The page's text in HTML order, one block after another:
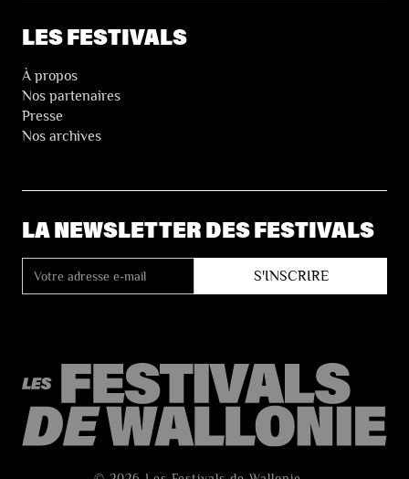
LES FESTIVALS
À propos
Nos partenaires
Presse
Nos archives
LA NEWSLETTER DES FESTIVALS